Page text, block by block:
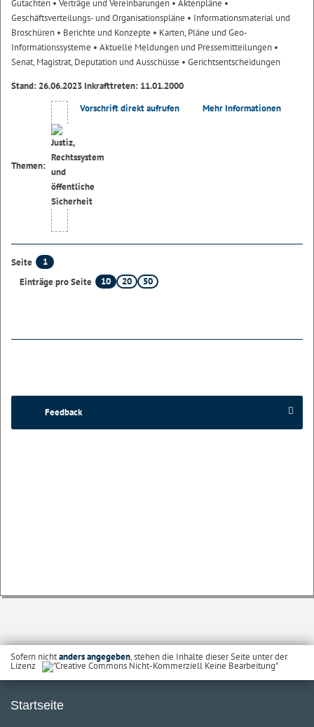
Gutachten • Verträge und Vereinbarungen • Aktenpläne •
Geschäftsverteilungs- und Organisationspläne • Informationsmaterial und
Broschüren • Berichte und Konzepte • Karten, Pläne und Geo-
Informationssysteme • Aktuelle Meldungen und Pressemitteilungen •
Senat, Magistrat, Deputation und Ausschüsse • Gerichtsentscheidungen
Stand: 26.06.2023 Inkrafttreten: 11.01.2000
Themen:
Vorschrift direkt aufrufen Mehr Informationen
Seite
1
Einträge pro Seite
10 20 50
Feedback
Sofern nichtanders angegeben, stehen die Inhalte dieser Seite unter der
Lizenz
Startseite